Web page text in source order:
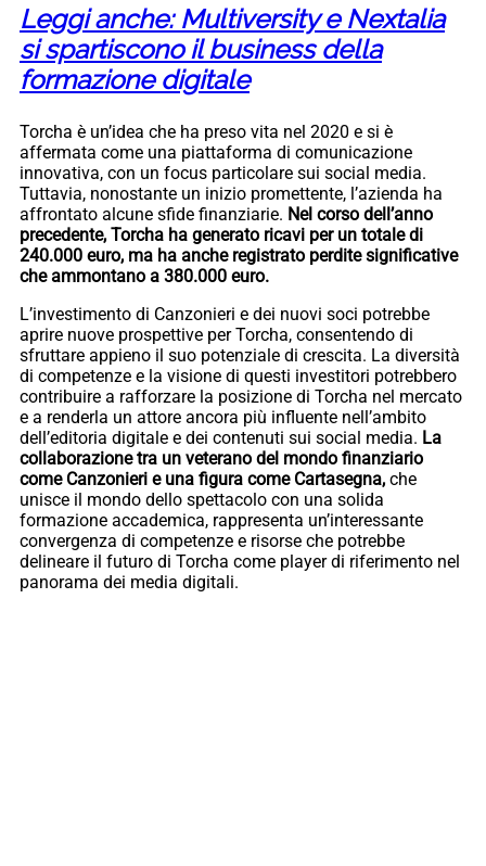
Leggi anche: Multiversity e Nextalia
si spartiscono il business della
formazione digitale
Torcha è un’idea che ha preso vita nel 2020 e si è
affermata come una piattaforma di comunicazione
innovativa, con un focus particolare sui social media.
Tuttavia, nonostante un inizio promettente, l’azienda ha
affrontato alcune sfide finanziarie. Nel corso dell’anno
precedente, Torcha ha generato ricavi per un totale di
240.000 euro, ma ha anche registrato perdite significative
che ammontano a 380.000 euro.
L’investimento di Canzonieri e dei nuovi soci potrebbe
aprire nuove prospettive per Torcha, consentendo di
sfruttare appieno il suo potenziale di crescita. La diversità
di competenze e la visione di questi investitori potrebbero
contribuire a rafforzare la posizione di Torcha nel mercato
e a renderla un attore ancora più influente nell’ambito
dell’editoria digitale e dei contenuti sui social media. La
collaborazione tra un veterano del mondo finanziario
come Canzonieri e una figura come Cartasegna, che
unisce il mondo dello spettacolo con una solida
formazione accademica, rappresenta un’interessante
convergenza di competenze e risorse che potrebbe
delineare il futuro di Torcha come player di riferimento nel
panorama dei media digitali.